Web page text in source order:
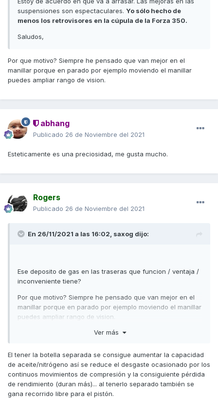
suspensiones son espectaculares. Yo sólo hecho de
menos los retrovisores en la cúpula de la Forza 350.
Saludos,
Por que motivo? Siempre he pensado que van mejor en el
manillar porque en parado por ejemplo moviendo el manillar
puedes ampliar rango de vision.
abhang
Publicado 26 de Noviembre del 2021
Esteticamente es una preciosidad, me gusta mucho.
Rogers
Publicado 26 de Noviembre del 2021
En 26/11/2021 a las 16:02, saxog dijo:
Ese deposito de gas en las traseras que funcion / ventaja /
inconveniente tiene?
Por que motivo? Siempre he pensado que van mejor en el
manillar porque en parado por ejemplo moviendo el manillar
puedes ampliar rango de vision.
Ver más
El tener la botella separada se consigue aumentar la capacidad
de aceite/nitrógeno así se reduce el desgaste ocasionado por los
continuos movimientos de compresión y la consiguiente pérdida
de rendimiento (duran más)... al tenerlo separado también se
gana recorrido libre para el pistón.